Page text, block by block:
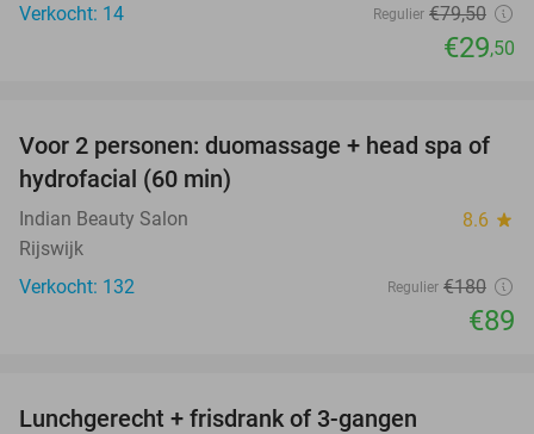
Verkocht: 14
Regulier €79,50
€29,50
51%
Voor 2 personen: duomassage + head spa of
hydrofacial (60 min)
Indian Beauty Salon 8.6 star
Rijswijk
Verkocht: 132
Regulier €180
€89
Lunchgerecht + frisdrank of 3-gangen